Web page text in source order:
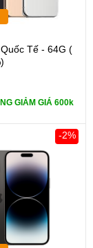
Tế - 64G (
GIẢM GIÁ 600k
-2%